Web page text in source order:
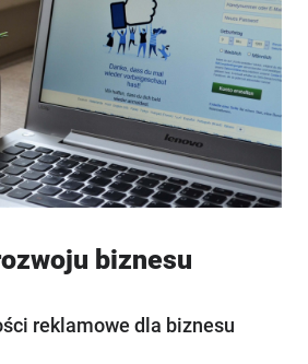
biznesu
reklamowe dla biznesu